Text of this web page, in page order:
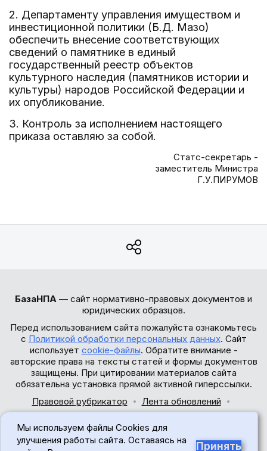
2. Департаменту управления имуществом и
инвестиционной политики (Б.Д. Мазо)
обеспечить внесение соответствующих
сведений о памятнике в единый
государственный реестр объектов
культурного наследия (памятников истории и
культуры) народов Российской Федерации и
их опубликование.
3. Контроль за исполнением настоящего
приказа оставляю за собой.
Статс-секретарь -
заместитель Министра
Г.У.ПИРУМОВ
БазаНПА — сайт нормативно-правовых документов и
юридических образцов.
Перед использованием сайта пожалуйста ознакомьтесь
с Политикой обработки персональных данных. Сайт
использует cookie-файлы. Обратите внимание -
авторские права на тексты статей и формы документов
защищены. При цитировании материалов сайта
обязательна установка прямой активной гиперссылки.
Правовой рубрикатор
Лента обновлений
© 2017-2026
Мы используем файлы Cookies для
улучшения работы сайта. Оставаясь на
Принять